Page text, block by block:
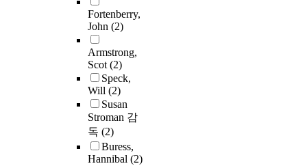
Fortenberry,
John (2)
Armstrong,
Scot(2)
Speck,
Will (2)
Susan
Stroman 감
독 (2)
Buress,
Hannibal (2)